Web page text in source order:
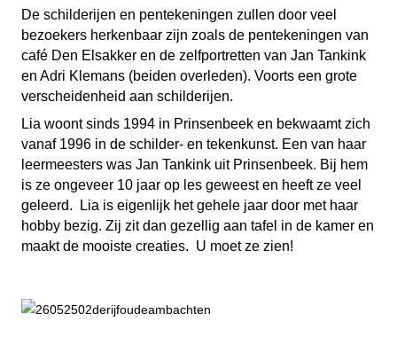
De schilderijen en pentekeningen zullen door veel
bezoekers herkenbaar zijn zoals de pentekeningen van
café Den Elsakker en de zelfportretten van Jan Tankink
en Adri Klemans (beiden overleden). Voorts een grote
verscheidenheid aan schilderijen.
Lia woont sinds 1994 in Prinsenbeek en bekwaamt zich
vanaf 1996 in de schilder- en tekenkunst. Een van haar
leermeesters was Jan Tankink uit Prinsenbeek. Bij hem
is ze ongeveer 10 jaar op les geweest en heeft ze veel
geleerd. Lia is eigenlijk het gehele jaar door met haar
hobby bezig. Zij zit dan gezellig aan tafel in de kamer en
maakt de mooiste creaties. U moet ze zien!